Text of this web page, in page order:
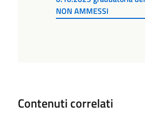
NON AMMESSI
Contenuti correlati